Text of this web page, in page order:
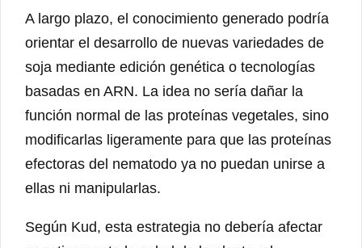
A largo plazo, el conocimiento generado podría
orientar el desarrollo de nuevas variedades de
soja mediante edición genética o tecnologías
basadas en ARN. La idea no sería dañar la
función normal de las proteínas vegetales, sino
modificarlas ligeramente para que las proteínas
efectoras del nematodo ya no puedan unirse a
ellas ni manipularlas.
Según Kud, esta estrategia no debería afectar